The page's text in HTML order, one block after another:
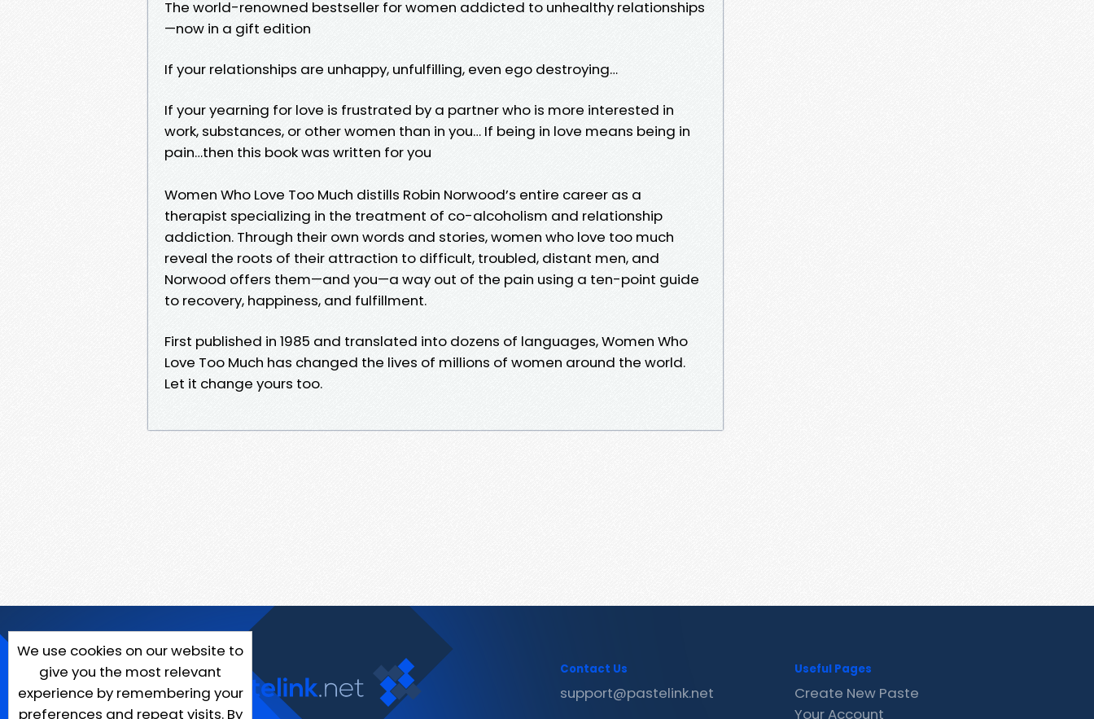
The world-renowned bestseller for women addicted to unhealthy relationships
—now in a gift edition
If your relationships are unhappy, unfulfilling, even ego destroying…
If your yearning for love is frustrated by a partner who is more interested in
work, substances, or other women than in you… If being in love means being in
pain…then this book was written for you
Women Who Love Too Much distills Robin Norwood’s entire career as a
therapist specializing in the treatment of co-alcoholism and relationship
addiction. Through their own words and stories, women who love too much
reveal the roots of their attraction to difficult, troubled, distant men, and
Norwood offers them—and you—a way out of the pain using a ten-point guide
to recovery, happiness, and fulfillment.
First published in 1985 and translated into dozens of languages, Women Who
Love Too Much has changed the lives of millions of women around the world.
Let it change yours too.
We use cookies on our website to
give you the most relevant
experience by remembering your
preferences and repeat visits. By
Contact Us
support@pastelink.net
Useful Pages
Create New Paste
Your Account